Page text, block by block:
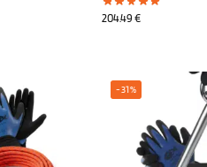
204.49€
-31%